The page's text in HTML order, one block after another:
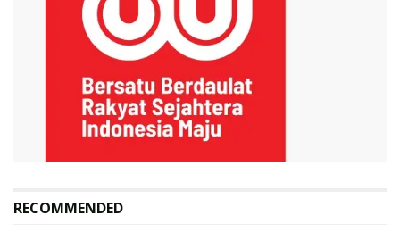
RECOMMENDED